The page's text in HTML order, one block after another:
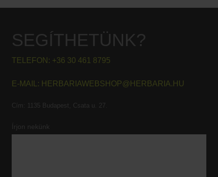
SEGÍTHETÜNK?
TELEFON: +36 30 461 8795
E-MAIL: HERBARIAWEBSHOP@HERBARIA.HU
Cím: 1135 Budapest, Csata u. 27.
Írjon nekünk